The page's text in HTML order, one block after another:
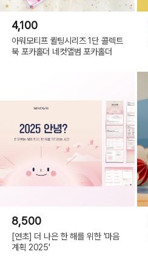
4,100
아워모티프 퀼팅시리즈 1단 콜렉트
북 포카홀더 네컷앨범 포카홀더
8,500
[연초] 더 나은 한 해를 위한 '마음
계획 2025'